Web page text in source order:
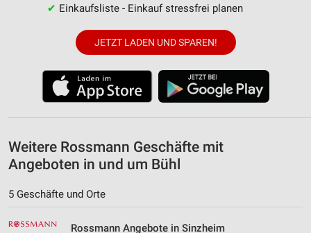
✔ Einkaufsliste - Einkauf stressfrei planen
JETZT LADEN UND SPAREN!
Weitere Rossmann Geschäfte mit
Angeboten in und um Bühl
5 Geschäfte und Orte
Rossmann Angebote in Sinzheim
Verwendung von Profilen zur Auswahl
Erstellung von Profilen zur Personalisierung
Verwendung von Profilen zur Auswahl
Messung der Performance von Inhalten
Analyse von Zielgruppen durch Statistiken oder